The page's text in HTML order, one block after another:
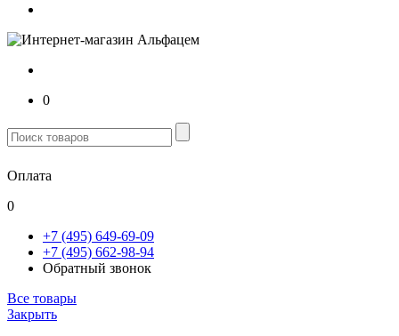
0
Оплата
0
+7 (495) 649-69-09
+7 (495) 662-98-94
Обратный звонок
Все товары
Закрыть